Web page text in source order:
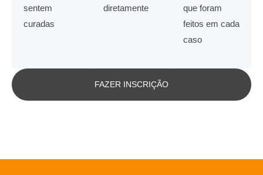
sentem
curadas
diretamente
que foram
feitos em cada
caso
FAZER INSCRIÇÃO